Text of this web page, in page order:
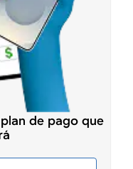
de pago que